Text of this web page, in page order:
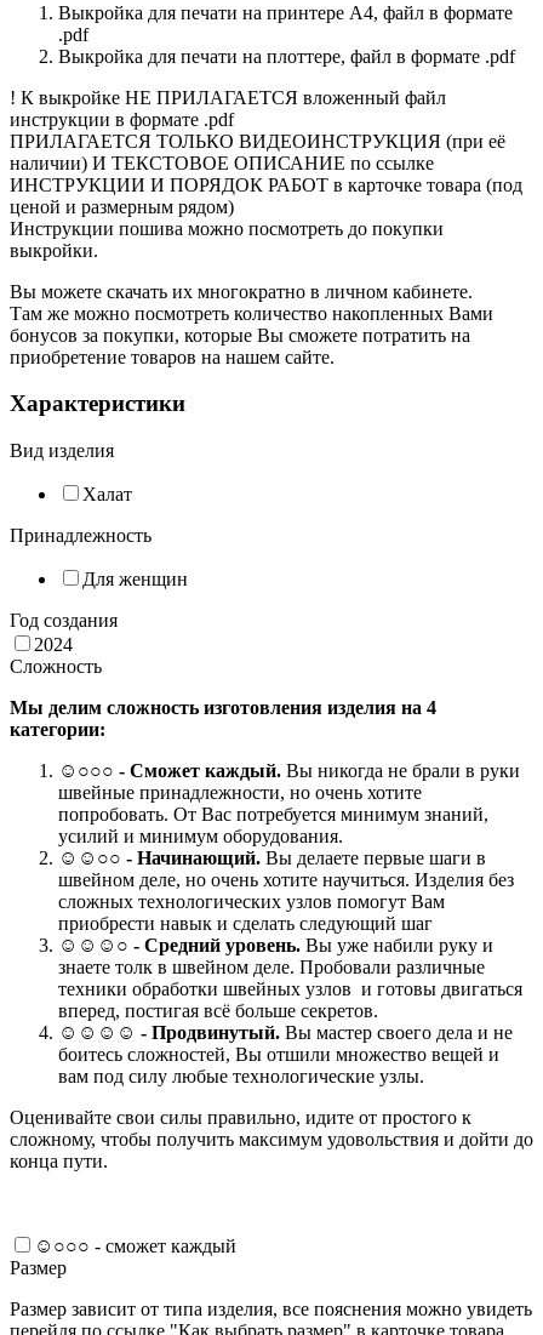
Выкройка для печати на принтере А4, файл в формате
.pdf
Выкройка для печати на плоттере, файл в формате .pdf
! К выкройке НЕ ПРИЛАГАЕТСЯ вложенный файл
инструкции в формате .pdf
ПРИЛАГАЕТСЯ ТОЛЬКО ВИДЕОИНСТРУКЦИЯ (при её
наличии) И ТЕКСТОВОЕ ОПИСАНИЕ по ссылке
ИНСТРУКЦИИ И ПОРЯДОК РАБОТ в карточке товара (под
ценой и размерным рядом)
Инструкции пошива можно посмотреть до покупки
выкройки.
Вы можете скачать их многократно в личном кабинете.
Там же можно посмотреть количество накопленных Вами
бонусов за покупки, которые Вы сможете потратить на
приобретение товаров на нашем сайте.
Характеристики
Вид изделия
Халат
Принадлежность
Для женщин
Год создания
2024
Сложность
Мы делим сложность изготовления изделия на 4
категории:
☺ ○○○ - Сможет каждый. Вы никогда не брали в руки
швейные принадлежности, но очень хотите
попробовать. От Вас потребуется минимум знаний,
усилий и минимум оборудования.
☺☺○○ - Начинающий. Вы делаете первые шаги в
швейном деле, но очень хотите научиться. Изделия без
сложных технологических узлов помогут Вам
приобрести навык и сделать следующий шаг
☺☺☺○ - Средний уровень. Вы уже набили руку и
знаете толк в швейном деле. Пробовали различные
техники обработки швейных узлов и готовы двигаться
вперед, постигая всё больше секретов.
☺☺☺☺ - Продвинутый. Вы мастер своего дела и не
боитесь сложностей, Вы отшили множество вещей и
вам под силу любые технологические узлы.
Оценивайте свои силы правильно, идите от простого к
сложному, чтобы получить максимум удовольствия и дойти до
конца пути.
☺○○○ - сможет каждый
Размер
Размер зависит от типа изделия, все пояснения можно увидеть
перейдя по ссылке "Как выбрать размер" в карточке товара